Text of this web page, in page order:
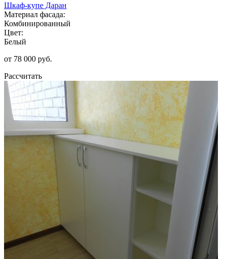
Шкаф-купе Даран
Материал фасада:
Комбинированный
Цвет:
Белый
от 78 000 руб.
Рассчитать